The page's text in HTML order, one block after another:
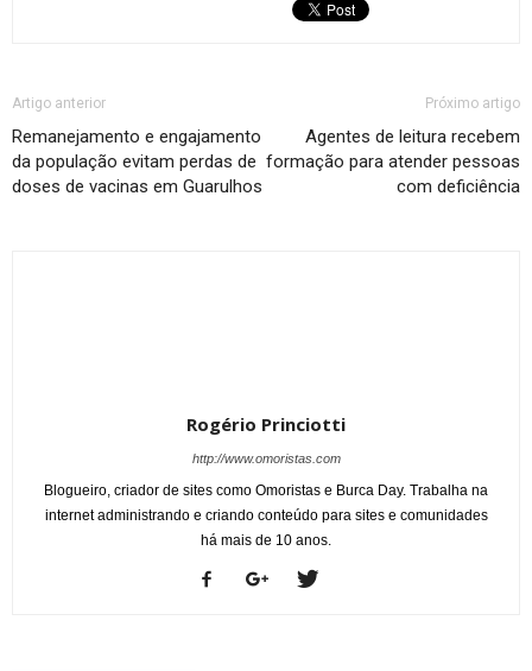
Artigo anterior
Remanejamento e engajamento
da população evitam perdas de
doses de vacinas em Guarulhos
Próximo artigo
Agentes de leitura recebem
formação para atender pessoas
com deficiência
Rogério Princiotti
http://www.omoristas.com
Blogueiro, criador de sites como Omoristas e Burca Day. Trabalha na
internet administrando e criando conteúdo para sites e comunidades
há mais de 10 anos.